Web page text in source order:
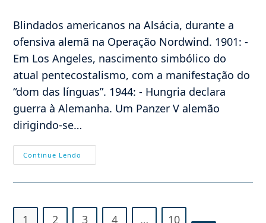
Blindados americanos na Alsácia, durante a
ofensiva alemã na Operação Nordwind. 1901: -
Em Los Angeles, nascimento simbólico do
atual pentecostalismo, com a manifestação do
“dom das línguas”. 1944: - Hungria declara
guerra à Alemanha. Um Panzer V alemão
dirigindo-se…
Continue Lendo
–
1 2 3 4 … 10